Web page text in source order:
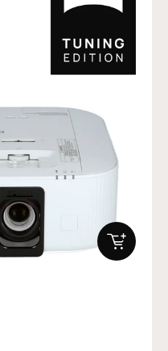
IN DEN